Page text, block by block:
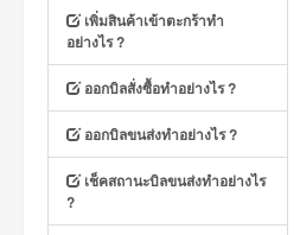
เพิ่มสินค้าเข้าตะกร้าทำ
อย่างไร ?
ออกบิลสั่งซื้อทำอย่างไร ?
ออกบิลขนส่งทำอย่างไร ?
เช็คสถานะบิลขนส่งทำอย่างไร
?